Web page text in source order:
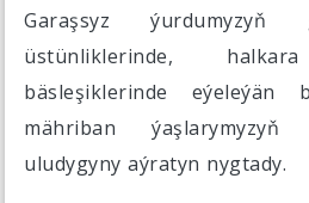
Garaşsyz ýurdumyzyň
üstünliklerinde,
bäsleşiklerinde eýeleýän
mähriban
uludygyny aýratyn nygtady.